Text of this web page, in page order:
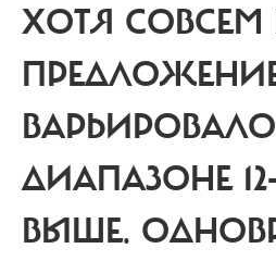
ХОТЯ СОВСЕМ
ДИАПАЗОНЕ
ВЫШЕ.